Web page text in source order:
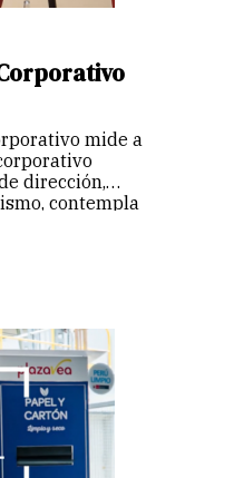
mide a
dirección,
contempla